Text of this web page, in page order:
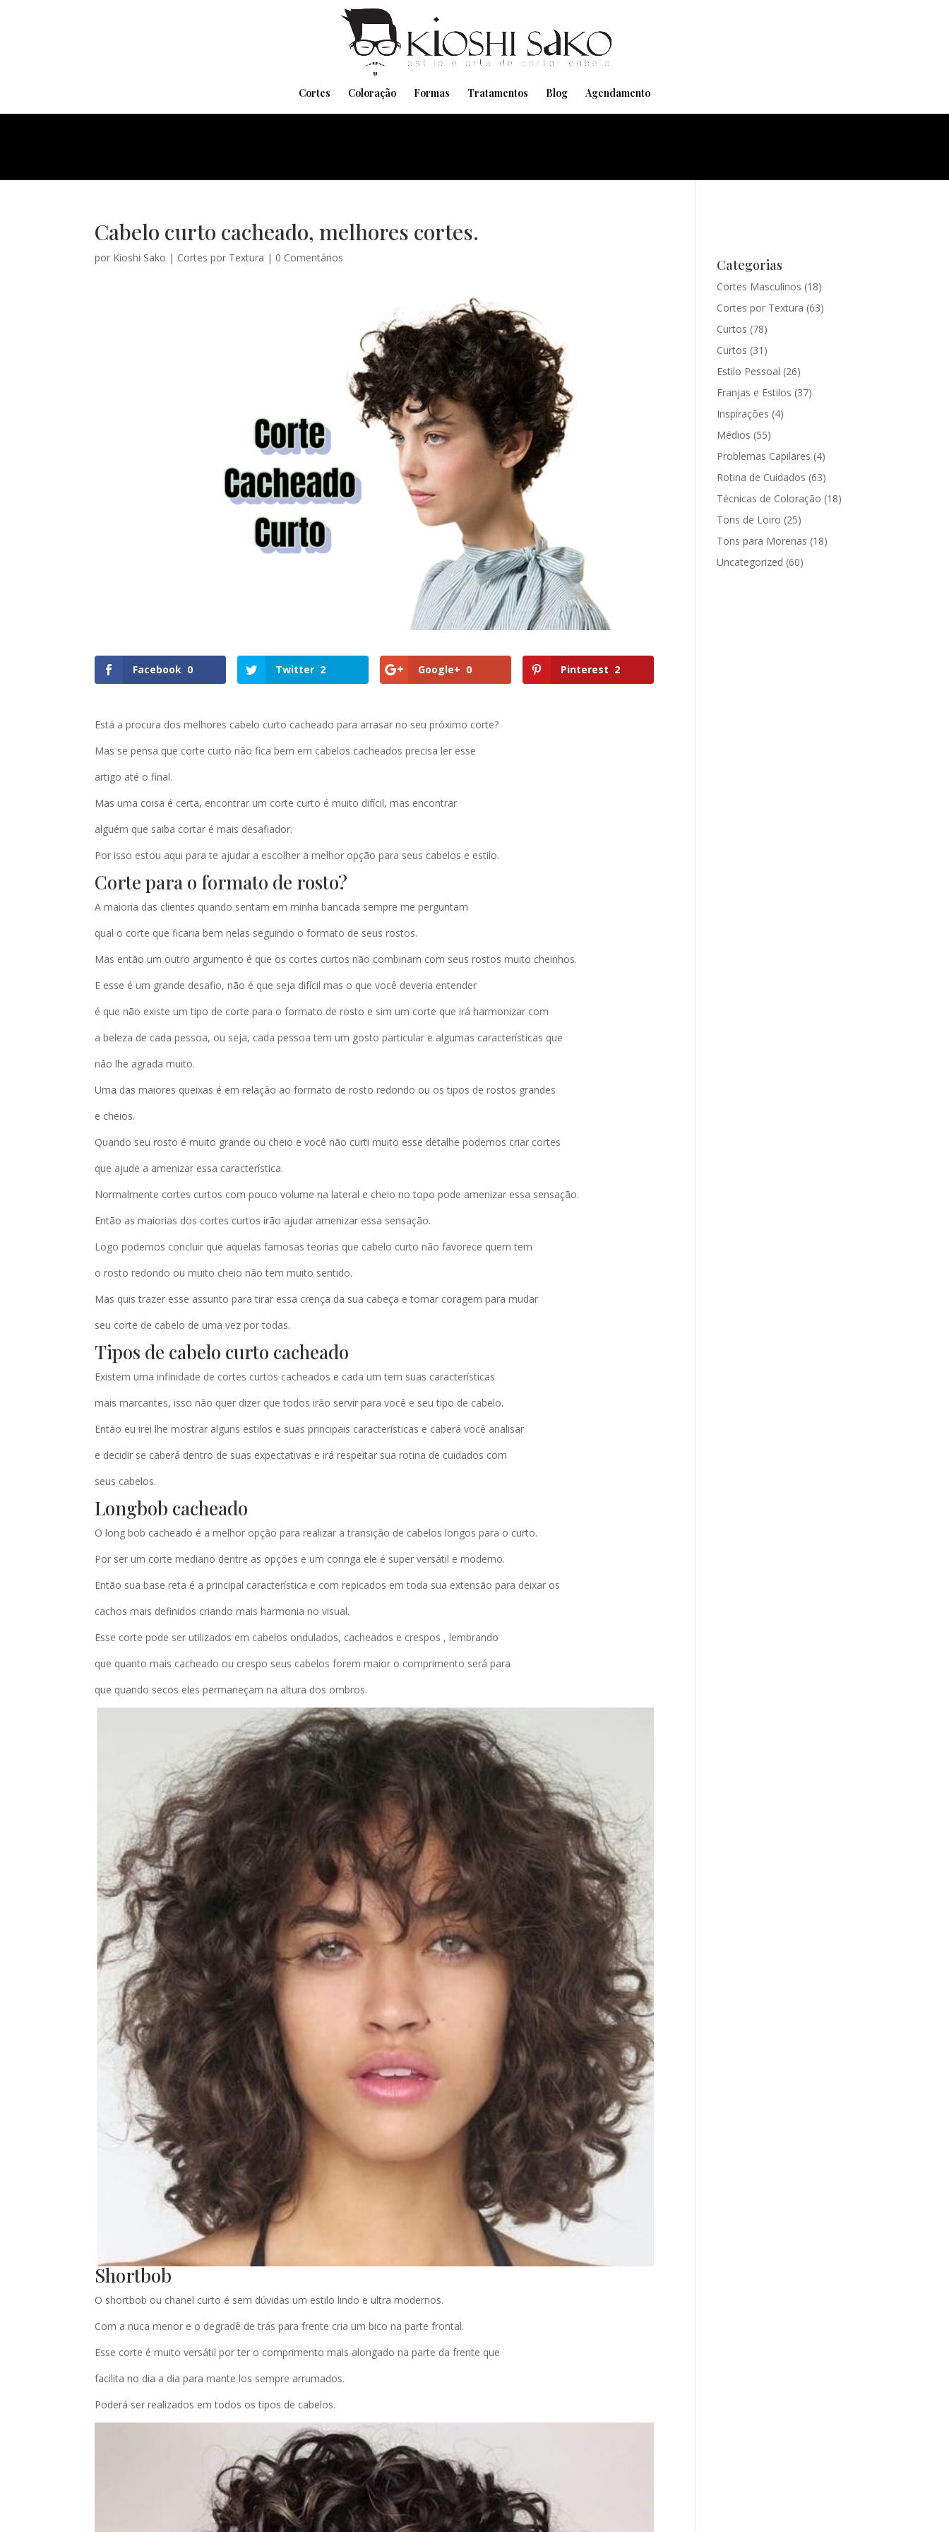
Cortes Coloração Formas Tratamentos Blog Agendamento
Cabelo curto cacheado, melhores cortes.
por Kioshi Sako | Cortes por Textura | 0 Comentários
Facebook 0 Twitter 2 Google+ 0 Pinterest 2
Está a procura dos melhores cabelo curto cacheado para arrasar no seu próximo corte?
Mas se pensa que corte curto não fica bem em cabelos cacheados precisa ler esse
artigo até o final.
Mas uma coisa é certa, encontrar um corte curto é muito difícil, mas encontrar
alguém que saiba cortar é mais desafiador.
Por isso estou aqui para te ajudar a escolher a melhor opção para seus cabelos e estilo.
Corte para o formato de rosto?
A maioria das clientes quando sentam em minha bancada sempre me perguntam
qual o corte que ficaria bem nelas seguindo o formato de seus rostos.
Mas então um outro argumento é que os cortes curtos não combinam com seus rostos muito cheinhos.
E esse é um grande desafio, não é que seja difícil mas o que você deveria entender
é que não existe um tipo de corte para o formato de rosto e sim um corte que irá harmonizar com
a beleza de cada pessoa, ou seja, cada pessoa tem um gosto particular e algumas características que
não lhe agrada muito.
Uma das maiores queixas é em relação ao formato de rosto redondo ou os tipos de rostos grandes
e cheios.
Quando seu rosto é muito grande ou cheio e você não curti muito esse detalhe podemos criar cortes
que ajude a amenizar essa característica.
Normalmente cortes curtos com pouco volume na lateral e cheio no topo pode amenizar essa sensação.
Então as maiorias dos cortes curtos irão ajudar amenizar essa sensação.
Logo podemos concluir que aquelas famosas teorias que cabelo curto não favorece quem tem
o rosto redondo ou muito cheio não tem muito sentido.
Mas quis trazer esse assunto para tirar essa crença da sua cabeça e tomar coragem para mudar
seu corte de cabelo de uma vez por todas.
Tipos de cabelo curto cacheado
Existem uma infinidade de cortes curtos cacheados e cada um tem suas características
mais marcantes, isso não quer dizer que todos irão servir para você e seu tipo de cabelo.
Então eu irei lhe mostrar alguns estilos e suas principais características e caberá você analisar
e decidir se caberá dentro de suas expectativas e irá respeitar sua rotina de cuidados com
seus cabelos.
Longbob cacheado
O long bob cacheado é a melhor opção para realizar a transição de cabelos longos para o curto.
Por ser um corte mediano dentre as opções e um coringa ele é super versátil e moderno.
Então sua base reta é a principal característica e com repicados em toda sua extensão para deixar os
cachos mais definidos criando mais harmonia no visual.
Esse corte pode ser utilizados em cabelos ondulados, cacheados e crespos , lembrando
que quanto mais cacheado ou crespo seus cabelos forem maior o comprimento será para
que quando secos eles permaneçam na altura dos ombros.
Shortbob
O shortbob ou chanel curto é sem dúvidas um estilo lindo e ultra modernos.
Com a nuca menor e o degradê de trás para frente cria um bico na parte frontal.
Esse corte é muito versátil por ter o comprimento mais alongado na parte da frente que
facilita no dia a dia para mante los sempre arrumados.
Poderá ser realizados em todos os tipos de cabelos.
Categorias
Cortes Masculinos (18)
Cortes por Textura (63)
Curtos (78)
Curtos (31)
Estilo Pessoal (26)
Franjas e Estilos (37)
Inspirações (4)
Médios (55)
Problemas Capilares (4)
Rotina de Cuidados (63)
Técnicas de Coloração (18)
Tons de Loiro (25)
Tons para Morenas (18)
Uncategorized (60)
Pensando em transformar seu Visual??
Agende pelo Whatsapp